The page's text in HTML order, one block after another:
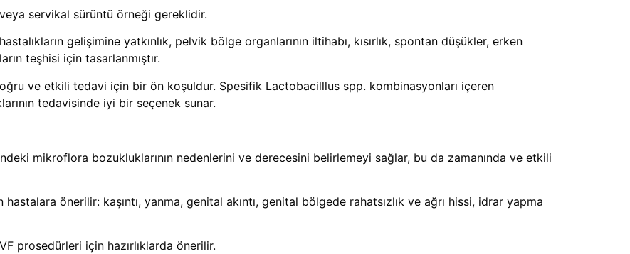
servikal sürüntü örneği gereklidir.
gelişimine yatkınlık, pelvik bölge organlarının iltihabı, kısırlık, spontan düşükler, erken
teşhisi için tasarlanmıştır.
ve etkili tedavi için bir ön koşuldur. Spesifik Lactobacilllus spp. kombinasyonları içeren
tedavisinde iyi bir seçenek sunar.
mikroflora bozukluklarının nedenlerini ve derecesini belirlemeyi sağlar, bu da zamanında ve etkili
önerilir: kaşıntı, yanma, genital akıntı, genital bölgede rahatsızlık ve ağrı hissi, idrar yapma
prosedürleri için hazırlıklarda önerilir.